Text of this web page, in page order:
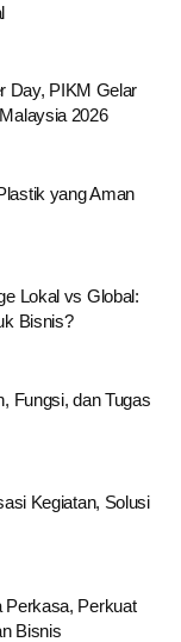
Day, PIKM Gelar
2026
yang Aman
Lokal vs Global:
Bisnis?
Fungsi, dan Tugas
Kegiatan, Solusi
Perkasa, Perkuat
Bisnis